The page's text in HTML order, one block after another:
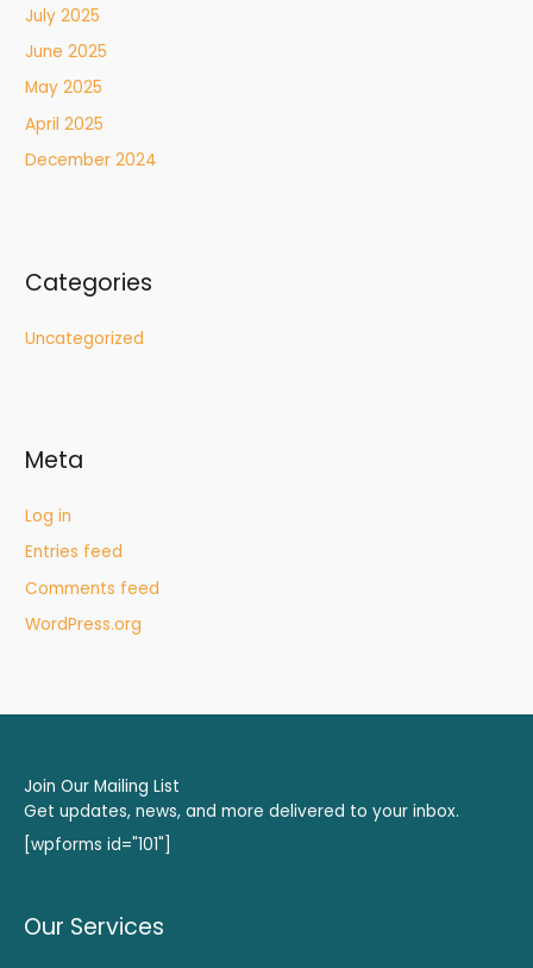
July 2025
June 2025
May 2025
April 2025
December 2024
Categories
Uncategorized
Meta
Log in
Entries feed
Comments feed
WordPress.org
Join Our Mailing List
Get updates, news, and more delivered to your inbox.
[wpforms id="101"]
Our Services